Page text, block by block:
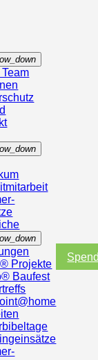
Projekte
Baufest